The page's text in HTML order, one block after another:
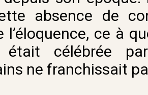
absence de
l’éloquence, ce à
était célébrée
ne franchissait